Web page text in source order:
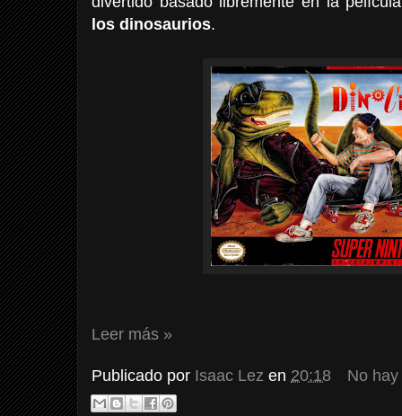
los dinosaurios.
Leer más »
Publicado por Isaac Lez en 20:18 No